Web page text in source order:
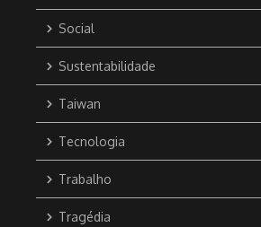
Social
Sustentabilidade
Taiwan
Tecnologia
Trabalho
Tragédia